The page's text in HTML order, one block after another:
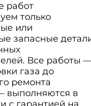
работ
только
или
запасные
Все работы
газа до
ремонта
выполняются в